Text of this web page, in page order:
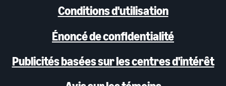
Conditions d'utilisation
Énoncé de confidentialité
Publicités basées sur les centres d'intérêt